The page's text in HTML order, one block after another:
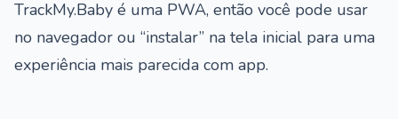
TrackMy.Baby é uma PWA, então você pode usar
no navegador ou “instalar” na tela inicial para uma
experiência mais parecida com app.